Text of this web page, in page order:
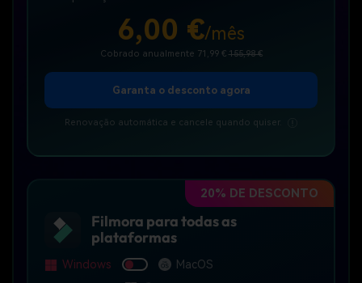
6,00 €/mês
Cobrado anualmente 71,99 € 155,98 €
Garanta o desconto agora
Renovação automática e cancele quando quiser.
20% DE DESCONTO
Filmora para todas as
plataformas
Windows MacOS